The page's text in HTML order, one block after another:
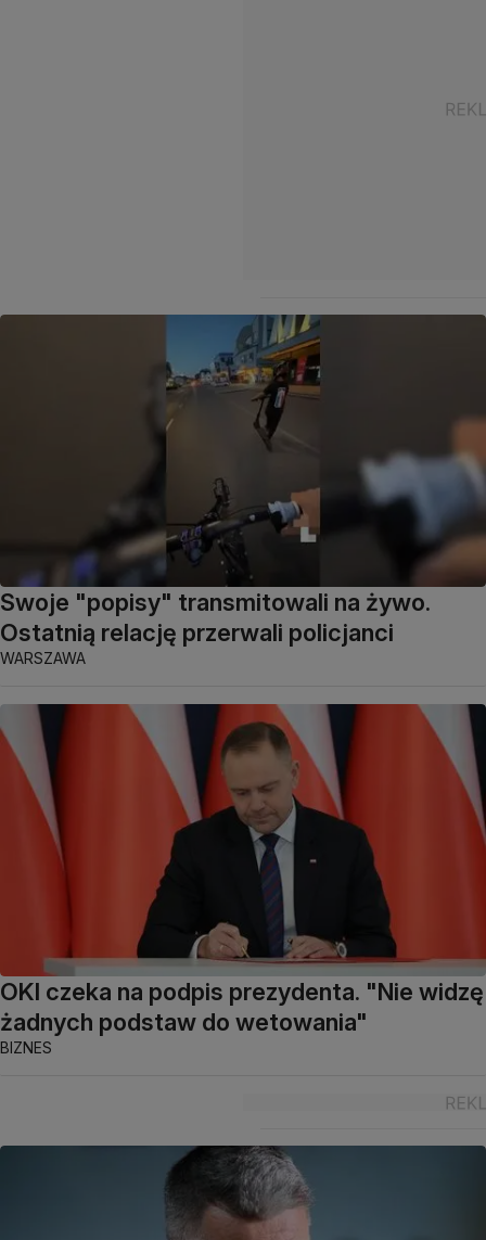
Swoje "popisy" transmitowali na żywo.
Ostatnią relację przerwali policjanci
WARSZAWA
OKI czeka na podpis prezydenta. "Nie widzę
żadnych podstaw do wetowania"
BIZNES